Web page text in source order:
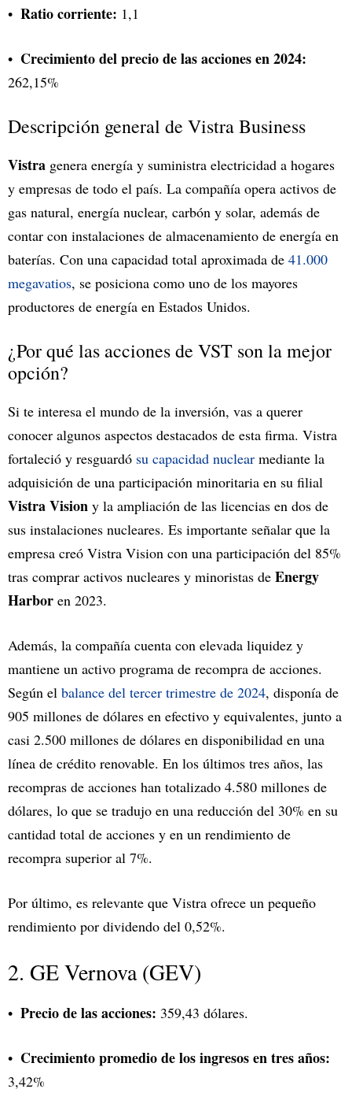
Ratio corriente: 1,1
Crecimiento del precio de las acciones en 2024:
262,15%
Descripción general de Vistra Business
Vistra genera energía y suministra electricidad a hogares
y empresas de todo el país. La compañía opera activos de
gas natural, energía nuclear, carbón y solar, además de
contar con instalaciones de almacenamiento de energía en
baterías. Con una capacidad total aproximada de 41.000
megavatios, se posiciona como uno de los mayores
productores de energía en Estados Unidos.
¿Por qué las acciones de VST son la mejor
opción?
Si te interesa el mundo de la inversión, vas a querer
conocer algunos aspectos destacados de esta firma. Vistra
fortaleció y resguardó su capacidad nuclear mediante la
adquisición de una participación minoritaria en su filial
Vistra Vision y la ampliación de las licencias en dos de
sus instalaciones nucleares. Es importante señalar que la
empresa creó Vistra Vision con una participación del 85%
tras comprar activos nucleares y minoristas de Energy
Harbor en 2023.
Además, la compañía cuenta con elevada liquidez y
mantiene un activo programa de recompra de acciones.
Según el balance del tercer trimestre de 2024, disponía de
905 millones de dólares en efectivo y equivalentes, junto a
casi 2.500 millones de dólares en disponibilidad en una
línea de crédito renovable. En los últimos tres años, las
recompras de acciones han totalizado 4.580 millones de
dólares, lo que se tradujo en una reducción del 30% en su
cantidad total de acciones y en un rendimiento de
recompra superior al 7%.
Por último, es relevante que Vistra ofrece un pequeño
rendimiento por dividendo del 0,52%.
2. GE Vernova (GEV)
Precio de las acciones: 359,43 dólares.
Crecimiento promedio de los ingresos en tres años:
3,42%